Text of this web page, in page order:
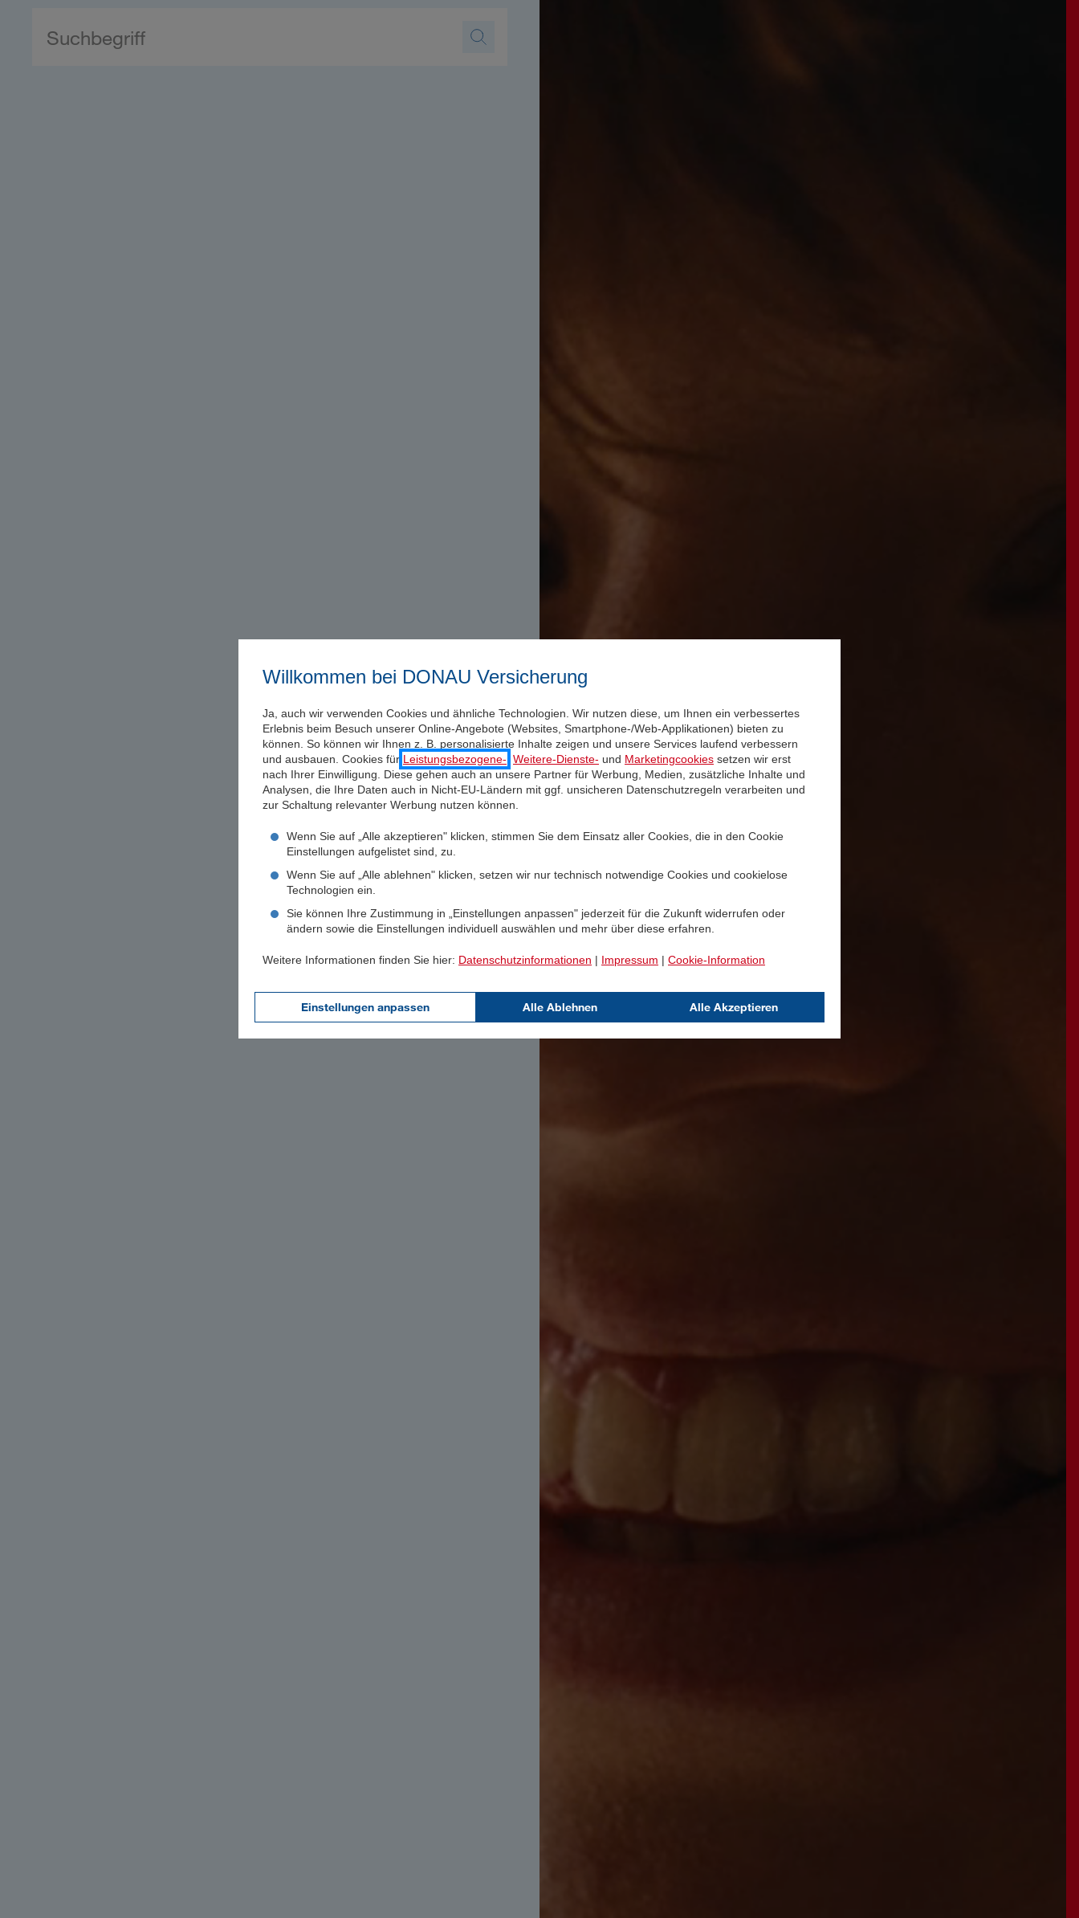
Willkommen bei DONAU Versicherung
Ja, auch wir verwenden Cookies und ähnliche Technologien. Wir nutzen diese, um Ihnen ein verbessertes
Erlebnis beim Besuch unserer Online-Angebote (Websites, Smartphone-/Web-Applikationen) bieten zu
können. So können wir Ihnen z. B. personalisierte Inhalte zeigen und unsere Services laufend verbessern
und ausbauen. Cookies für Leistungsbezogene- Weitere-Dienste- und Marketingcookies setzen wir erst
nach Ihrer Einwilligung. Diese gehen auch an unsere Partner für Werbung, Medien, zusätzliche Inhalte und
Analysen, die Ihre Daten auch in Nicht-EU-Ländern mit ggf. unsicheren Datenschutzregeln verarbeiten und
zur Schaltung relevanter Werbung nutzen können.
Wenn Sie auf „Alle akzeptieren" klicken, stimmen Sie dem Einsatz aller Cookies, die in den Cookie
Einstellungen aufgelistet sind, zu.
Wenn Sie auf „Alle ablehnen" klicken, setzen wir nur technisch notwendige Cookies und cookielose
Technologien ein.
Sie können Ihre Zustimmung in „Einstellungen anpassen" jederzeit für die Zukunft widerrufen oder
ändern sowie die Einstellungen individuell auswählen und mehr über diese erfahren.
Weitere Informationen finden Sie hier: Datenschutzinformationen | Impressum | Cookie-Information
Einstellungen anpassen Alle Ablehnen Alle Akzeptieren